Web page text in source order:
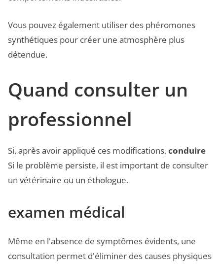
Vous pouvez également utiliser des phéromones
synthétiques pour créer une atmosphère plus
détendue.
Quand consulter un
professionnel
Si, après avoir appliqué ces modifications, conduire
Si le problème persiste, il est important de consulter
un vétérinaire ou un éthologue.
examen médical
Même en l'absence de symptômes évidents, une
consultation permet d'éliminer des causes physiques